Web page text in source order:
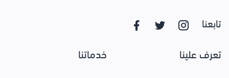
تابعنا
تعرف علينا خدماتنا